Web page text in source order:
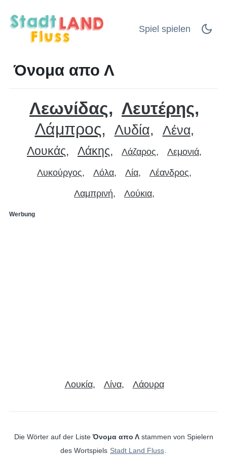
Spiel spielen
Όνομα απο Λ
Λεωνίδας Λευτέρης
Λάμπρος Λυδία Λένα
Λουκάς Λάκης Λάζαρος Λεμονιά
Λυκούργος Λόλα Λία Λέανδρος
Λαμπρινή Λούκια
Werbung
Λουκία Λίνα Λάουρα
Die Wörter auf der ListeΌνομα απο Λstammen von Spielern
des Wortspiels Stadt Land Fluss